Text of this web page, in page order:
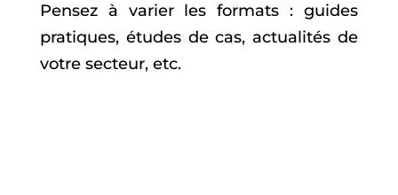
Pensez à varier les formats : guides
pratiques, études de cas, actualités de
votre secteur, etc.